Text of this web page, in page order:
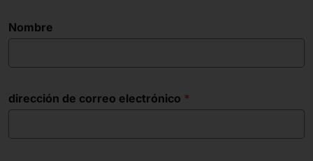
Nombre
dirección de correo electrónico